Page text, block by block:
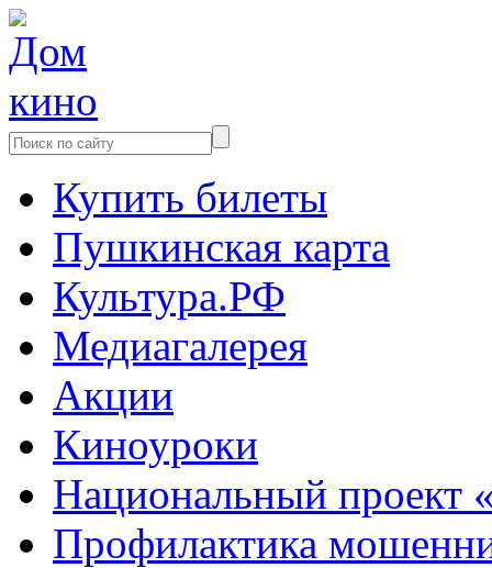
Купить билеты
Пушкинская карта
Культура.РФ
Медиагалерея
Акции
Киноуроки
Национальный проект
Профилактика